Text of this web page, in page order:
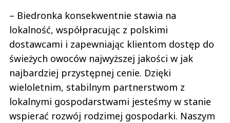
– Biedronka konsekwentnie stawia na
lokalność, współpracując z polskimi
dostawcami i zapewniając klientom dostęp do
świeżych owoców najwyższej jakości w jak
najbardziej przystępnej cenie. Dzięki
wieloletnim, stabilnym partnerstwom z
lokalnymi gospodarstwami jesteśmy w stanie
wspierać rozwój rodzimej gospodarki. Naszym